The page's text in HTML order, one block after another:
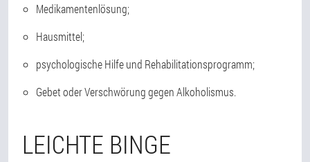
Medikamentenlösung;
Hausmittel;
psychologische Hilfe und Rehabilitationsprogramm;
Gebet oder Verschwörung gegen Alkoholismus.
LEICHTE BINGE